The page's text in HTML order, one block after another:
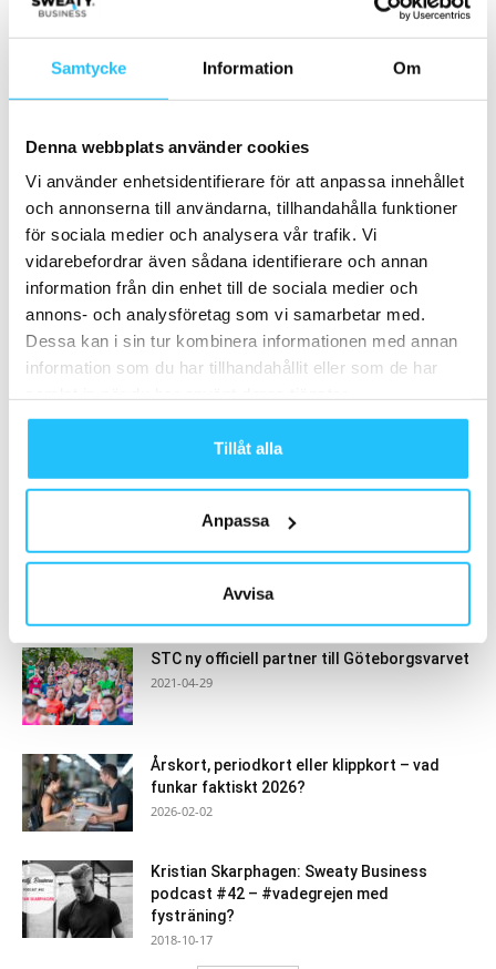
Samtycke Information Om
Denna webbplats använder cookies
Vi använder enhetsidentifierare för att anpassa innehållet
och annonserna till användarna, tillhandahålla funktioner
för sociala medier och analysera vår trafik. Vi
vidarebefordrar även sådana identifierare och annan
information från din enhet till de sociala medier och
annons- och analysföretag som vi samarbetar med.
Dessa kan i sin tur kombinera informationen med annan
information som du har tillhandahållit eller som de har
Tillåt alla
Anpassa
Avvisa
Business
grupptränare i Stockholm
Corporate
Wellness
Champion Health Nordic lanserar
för företag
Business
EGYM förvärvar FitReserve
Samarbete
- Annons -
Fitness24Seven teamar upp med
STC ny officiell partner till Göteborgsvarvet
2021-04-29
Årskort, periodkort eller klippkort – vad
funkar faktiskt 2026?
2026-02-02
Kristian Skarphagen: Sweaty Business
podcast #42 – #vadegrejen med
fysträning?
2018-10-17